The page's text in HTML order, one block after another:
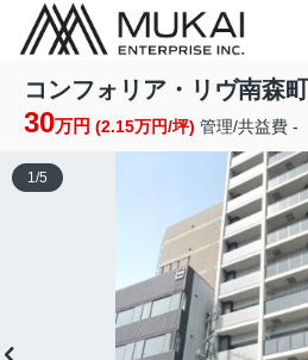
コンフォリア・リヴ南森
30万円 (2.15万円/坪) 管理/共益費 -
1/5